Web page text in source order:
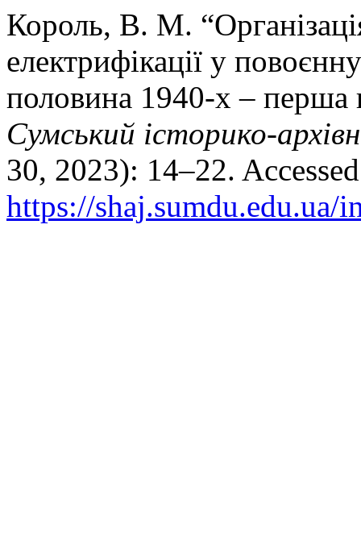
Король, В. М.
електрифікації у
половина 1940-х – перша
Сумський історико-
30, 2023): 14–22.
https://